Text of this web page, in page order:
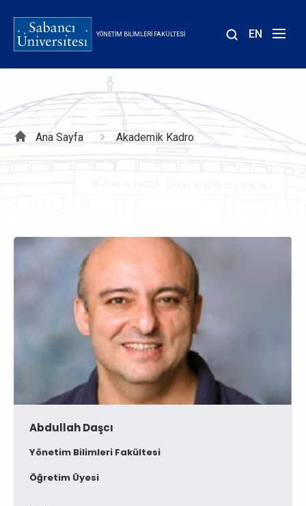
içeriğe
YÖNETIM BILIMLERI FAKÜLTESI EN
Sayfa
Ana Sayfa Akademik Kadro
Abdullah Daşcı
Yönetim Bilimleri Fakültesi
Öğretim Üyesi